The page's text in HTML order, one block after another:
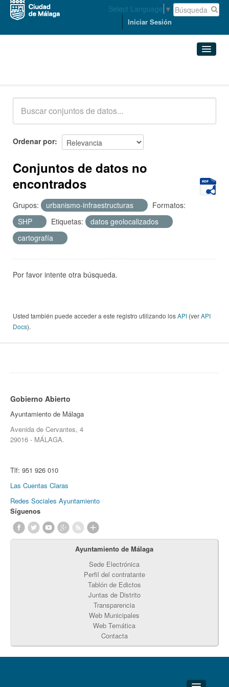
Select Language ▼
Iniciar Sesión
Acerca de
Ordenar por
Conjuntos de datos no
encontrados
Grupos: urbanismo-infraestructuras
Formatos:
SHP
Etiquetas:
datos geolocalizados
cartografía
Por favor intente otra búsqueda.
Usted también puede acceder a este registro utilizando losAPI (verAPI
Docs).
Gobierno Abierto
Ayuntamiento de Málaga
Avenida de Cervantes, 4
29016 - MÁLAGA.
Tlf: 951 926 010
Las Cuentas Claras
Redes Sociales Ayuntamiento
Síguenos
Ayuntamiento de Málaga
Sede Electrónica
Perfil del contratante
Tablón de Edictos
Juntas de Distrito
Transparencia
Web Municipales
Web Temática
Contacta